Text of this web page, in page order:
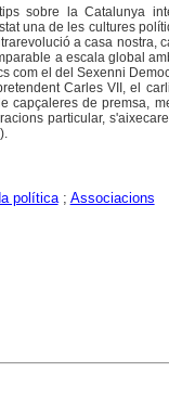
sobre la Catalunya
una de les cultures
a casa nostra,
a escala global
com el del Sexenni
Carles VII, el
capçaleres de premsa,
particular,
política; Associacions